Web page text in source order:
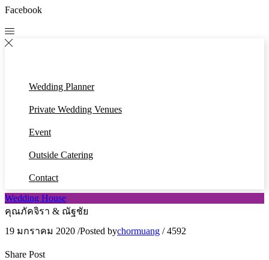
Facebook
Wedding Planner
Private Wedding Venues
Event
Outside Catering
Contact
Wedding House
คุณภัคจิรา & ณัฐชัย
19 มกราคม 2020 /Posted bychormuang / 4592
Share Post